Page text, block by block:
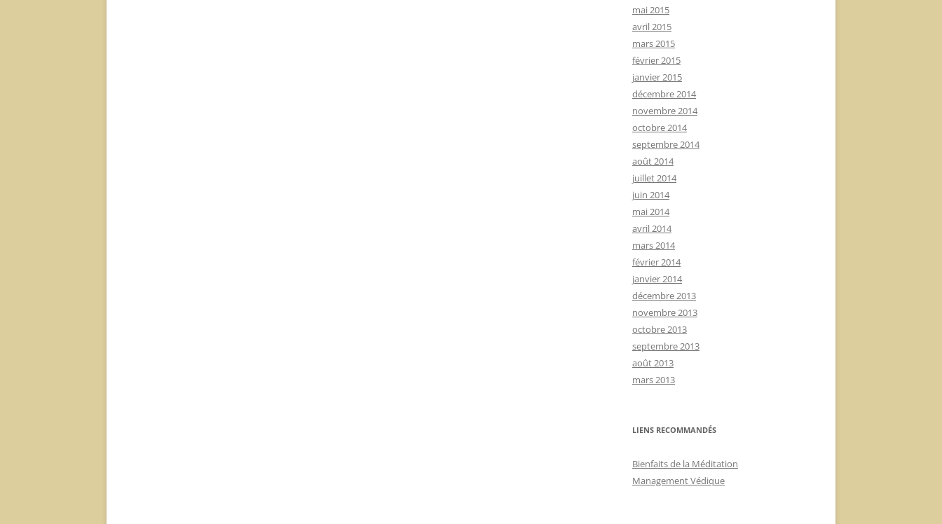
mai 2015
avril 2015
mars 2015
février 2015
janvier 2015
décembre 2014
novembre 2014
octobre 2014
septembre 2014
août 2014
juillet 2014
juin 2014
mai 2014
avril 2014
mars 2014
février 2014
janvier 2014
décembre 2013
novembre 2013
octobre 2013
septembre 2013
août 2013
mars 2013
LIENS RECOMMANDÉS
Bienfaits de la Méditation
Management Védique